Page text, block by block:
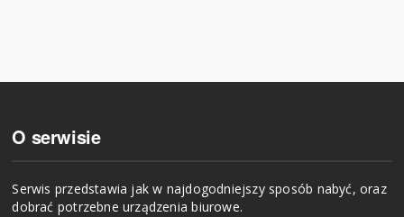
O serwisie
Serwis przedstawia jak w najdogodniejszy sposób nabyć, oraz
dobrać potrzebne urządzenia biurowe.